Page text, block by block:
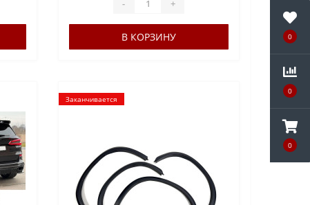
0
0
0
- +
В КОРЗИНУ
Заканчивается